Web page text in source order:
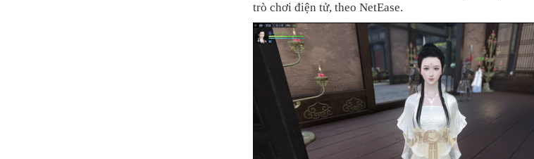
trò chơi điện tử, theo NetEase.